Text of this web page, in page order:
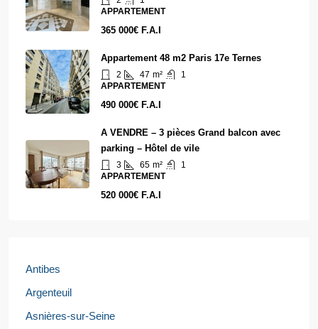
APPARTEMENT
365 000€ F.A.I
Appartement 48 m2 Paris 17e Ternes
2 47 m²
1
APPARTEMENT
490 000€ F.A.I
A VENDRE – 3 pièces Grand balcon avec
parking – Hôtel de vile
3 65 m²
1
APPARTEMENT
520 000€ F.A.I
Antibes
Argenteuil
Asnières-sur-Seine